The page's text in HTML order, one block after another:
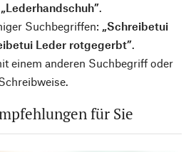
„Lederhandschuh”.
Suchbegriffen: „Schreibetui
Leder rotgegerbt”.
einem anderen Suchbegriff oder
für Sie